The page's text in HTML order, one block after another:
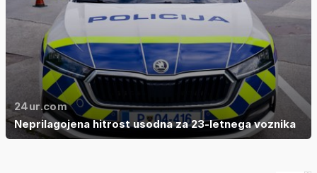
24ur.com
Neprilagojena hitrost usodna za 23-letnega voznika